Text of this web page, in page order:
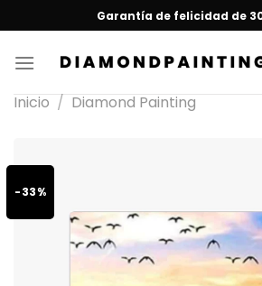
Garantía de felicidad de
Inicio / Diamond Painting
-33%